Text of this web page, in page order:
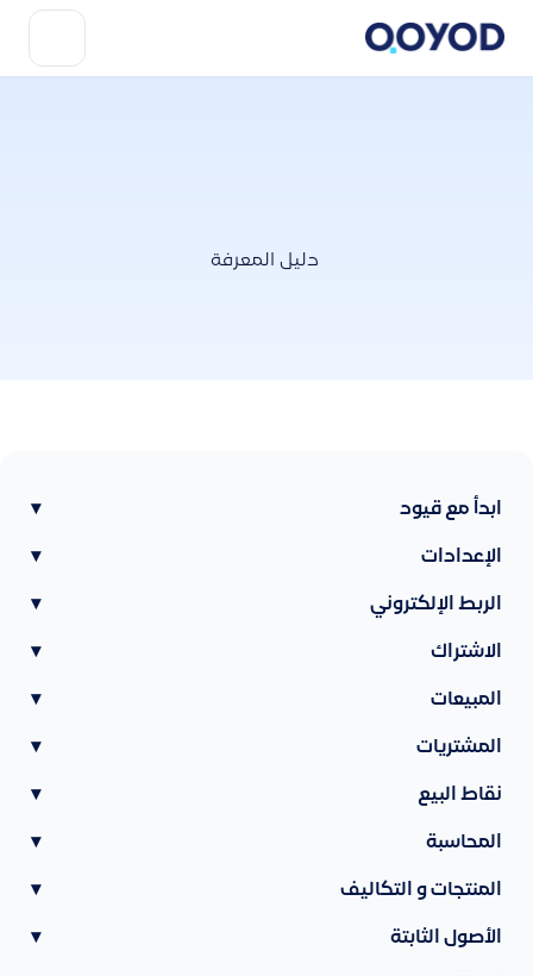
دليل المعرفة
ابدأ مع قيود ▾
الإعدادات ▾
الربط الإلكتروني ▾
الاشتراك ▾
المبيعات ▾
المشتريات ▾
نقاط البيع ▾
المحاسبة ▾
المنتجات و التكاليف ▾
الأصول الثابتة ▾